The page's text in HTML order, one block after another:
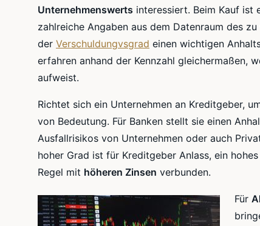
Unternehmenswerts interessiert. Beim Kauf ist
zahlreiche Angaben aus dem Datenraum des zu
der Verschuldungvsgrad einen wichtigen
erfahren anhand der Kennzahl gleichermaßen,
aufweist.
Richtet sich ein Unternehmen an Kreditgeber,
von Bedeutung. Für Banken stellt sie einen
Ausfallrisikos von Unternehmen oder auch
hoher Grad ist für Kreditgeber Anlass, ein hohes
Regel mit höheren Zinsen verbunden.
Für